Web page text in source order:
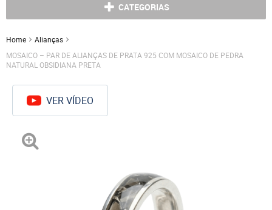
CATEGORIAS
Home
Alianças
MOSAICO – PAR DE ALIANÇAS DE PRATA 925 COM MOSAICO DE PEDRA
NATURAL OBSIDIANA PRETA
VER VÍDEO